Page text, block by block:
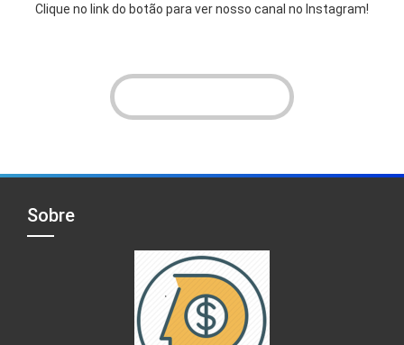
Clique no link do botão para ver nosso canal no Instagram!
Sobre